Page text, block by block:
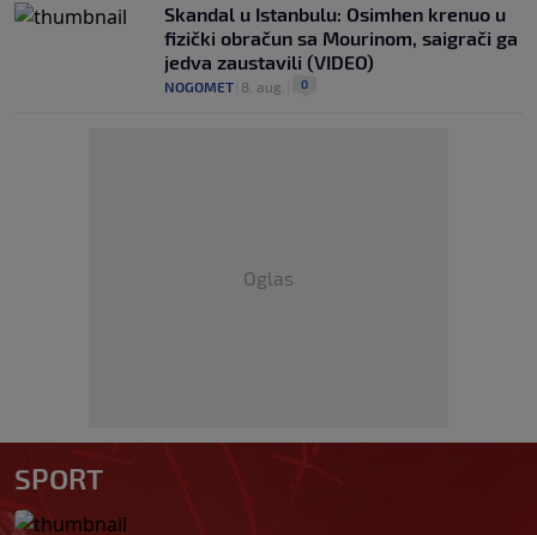
Skandal u Istanbulu: Osimhen krenuo u
fizički obračun sa Mourinom, saigrači ga
jedva zaustavili (VIDEO)
NOGOMET 8. aug. 0
Oglas
SPORT